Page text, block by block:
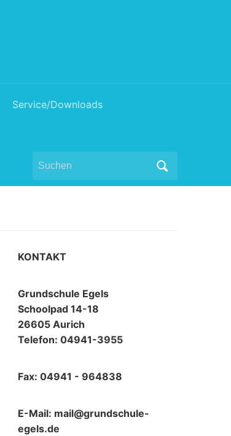
Service/Downloads
Search
KONTAKT
Grundschule Egels
Schoolpad 14-18
26605 Aurich
Telefon: 04941-3955
Fax: 04941 - 964838
E-Mail: mail@grundschule-
egels.de